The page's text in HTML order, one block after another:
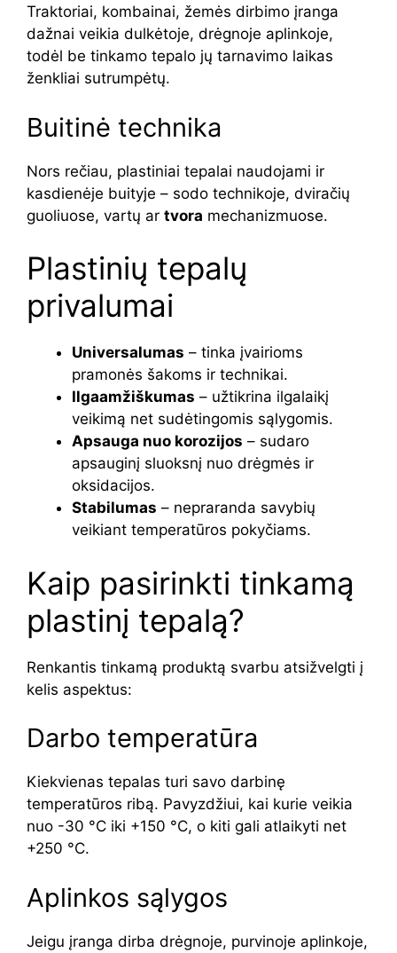
Traktoriai, kombainai, žemės dirbimo įranga
dažnai veikia dulkėtoje, drėgnoje aplinkoje,
todėl be tinkamo tepalo jų tarnavimo laikas
ženkliai sutrumpėtų.
Buitinė technika
Nors rečiau, plastiniai tepalai naudojami ir
kasdienėje buityje – sodo technikoje, dviračių
guoliuose, vartų ar tvora mechanizmuose.
Plastinių tepalų
privalumai
Universalumas – tinka įvairioms
pramonės šakoms ir technikai.
Ilgaamžiškumas – užtikrina ilgalaikį
veikimą net sudėtingomis sąlygomis.
Apsauga nuo korozijos – sudaro
apsauginį sluoksnį nuo drėgmės ir
oksidacijos.
Stabilumas – nepraranda savybių
veikiant temperatūros pokyčiams.
Kaip pasirinkti tinkamą
plastinį tepalą?
Renkantis tinkamą produktą svarbu atsižvelgti į
kelis aspektus:
Darbo temperatūra
Kiekvienas tepalas turi savo darbinę
temperatūros ribą. Pavyzdžiui, kai kurie veikia
nuo -30 °C iki +150 °C, o kiti gali atlaikyti net
+250 °C.
Aplinkos sąlygos
Jeigu įranga dirba drėgnoje, purvinoje aplinkoje,